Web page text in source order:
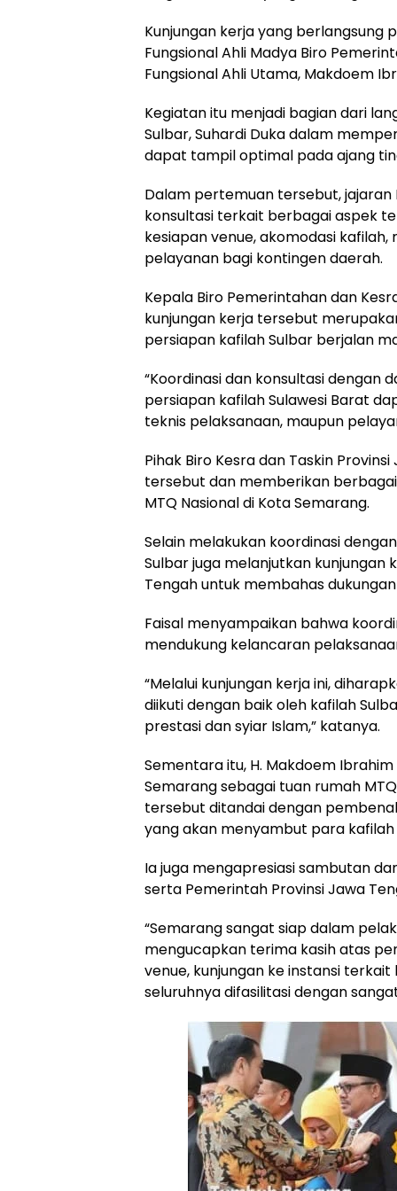
Kunjungan kerja yang berlangsung
Fungsional Ahli Madya Biro
Fungsional Ahli Utama, Makdoem
Kegiatan itu menjadi bagian dari
Sulbar, Suhardi Duka dalam
dapat tampil optimal pada ajang
Dalam pertemuan tersebut, jajaran
konsultasi terkait berbagai aspek
kesiapan venue, akomodasi
pelayanan bagi kontingen daerah.
Kepala Biro Pemerintahan dan
kunjungan kerja tersebut
persiapan kafilah Sulbar berjalan
“Koordinasi dan konsultasi dengan
persiapan kafilah Sulawesi Barat
teknis pelaksanaan, maupun
Pihak Biro Kesra dan Taskin
tersebut dan memberikan
MTQ Nasional di Kota Semarang.
Selain melakukan koordinasi
Sulbar juga melanjutkan kunjungan
Tengah untuk membahas
Faisal menyampaikan bahwa
mendukung kelancaran
“Melalui kunjungan kerja ini,
diikuti dengan baik oleh kafilah
prestasi dan syiar Islam,” katanya.
Sementara itu, H. Makdoem
Semarang sebagai tuan rumah
tersebut ditandai dengan
yang akan menyambut para
Ia juga mengapresiasi sambutan
serta Pemerintah Provinsi Jawa
“Semarang sangat siap dalam
mengucapkan terima kasih atas
venue, kunjungan ke instansi
seluruhnya difasilitasi dengan